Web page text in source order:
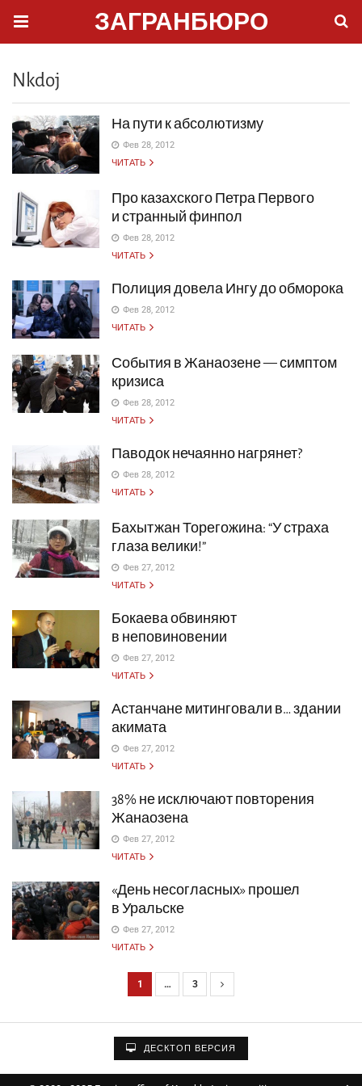
ЗАГРАНБЮРО
Nkdoj
На пути к абсолютизму
Фев 28, 2012
ЧИТАТЬ
Про казахского Петра Первого
и странный финпол
Фев 28, 2012
ЧИТАТЬ
Полиция довела Ингу до обморока
Фев 28, 2012
ЧИТАТЬ
События в Жанаозене — симптом
кризиса
Фев 28, 2012
ЧИТАТЬ
Паводок нечаянно нагрянет?
Фев 28, 2012
ЧИТАТЬ
Бахытжан Торегожина: “У страха
глаза велики!”
Фев 27, 2012
ЧИТАТЬ
Бокаева обвиняют
в неповиновении
Фев 27, 2012
ЧИТАТЬ
Астанчане митинговали в… здании
акимата
Фев 27, 2012
ЧИТАТЬ
38% не исключают повторения
Жанаозена
Фев 27, 2012
ЧИТАТЬ
«День несогласных» прошел
в Уральске
Фев 27, 2012
ЧИТАТЬ
1 … 3
ДЕСКТОП ВЕРСИЯ